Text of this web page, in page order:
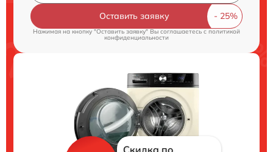
Оставить заявку
Нажимая на кнопку "Оставить заявку" Вы соглашаетесь c политикой
конфиденциальности
Скидка по